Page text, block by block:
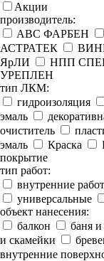
Акции
производитель:
ABC ФАРБЕН
АСТРАТЕК
ЯрЛИ
НПП
УРЕПЛЕН
тип ЛКМ:
гидроизоляция
эмаль
очиститель
эмаль
Краска
покрытие
тип работ:
внутренние
универсальные
объект нанесения:
балкон
баня и
и скамейки
внутренние